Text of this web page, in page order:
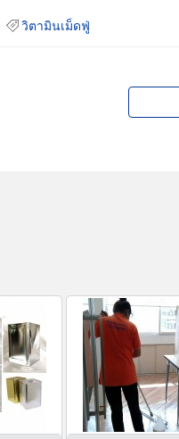
วิตามินเม็ดฟู่